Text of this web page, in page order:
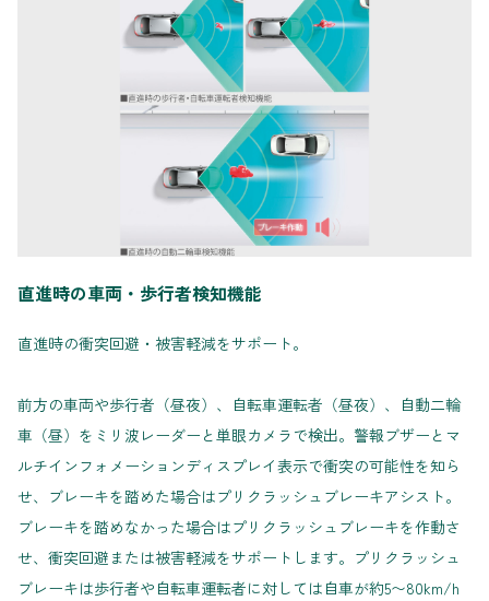
直進時の車両・歩行者検知機能
直進時の衝突回避・被害軽減をサポート。
前方の車両や歩行者（昼夜）、自転車運転者（昼夜）、自動二輪
車（昼）をミリ波レーダーと単眼カメラで検出。警報ブザーとマ
ルチインフォメーションディスプレイ表示で衝突の可能性を知ら
せ、ブレーキを踏めた場合はプリクラッシュブレーキアシスト。
ブレーキを踏めなかった場合はプリクラッシュブレーキを作動さ
せ、衝突回避または被害軽減をサポートします。プリクラッシュ
ブレーキは歩行者や自転車運転者に対しては自車が約5〜80km/h